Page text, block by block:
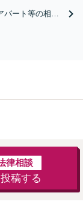
ート等の相続
律相談
稿する